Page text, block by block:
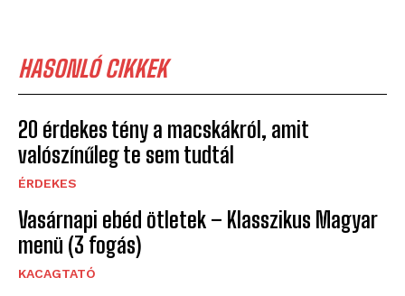
HASONLÓ CIKKEK
20 érdekes tény a macskákról, amit
valószínűleg te sem tudtál
ÉRDEKES
Vasárnapi ebéd ötletek – Klasszikus Magyar
menü (3 fogás)
KACAGTATÓ